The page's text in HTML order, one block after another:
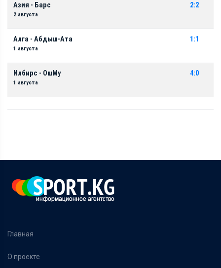
Азия - Барс
2 августа
2:2
Алга - Абдыш-Ата
1 августа
1:1
Илбирс - ОшМу
1 августа
4:0
Главная
О проекте